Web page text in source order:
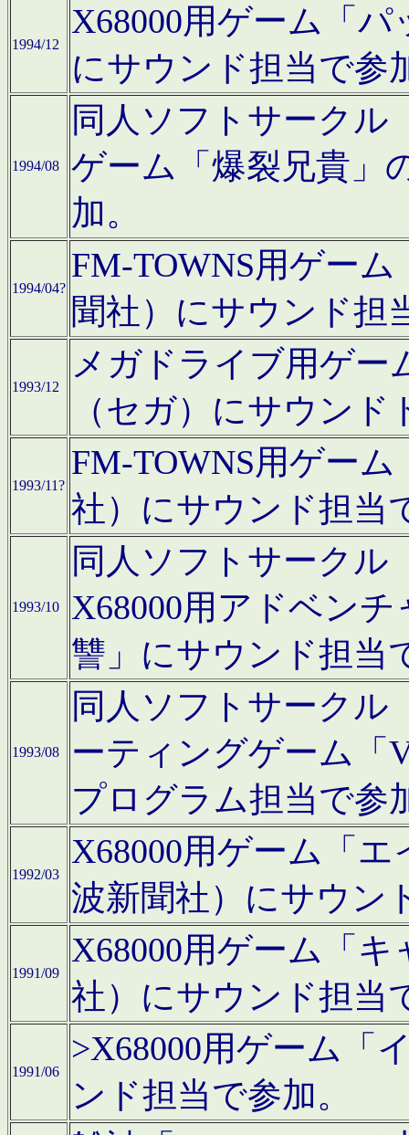
1994/12
X68000用ゲーム「
にサウンド担当で参
1994/08
同人ソフトサークル
ゲーム「爆裂兄貴」
加。
1994/04?
FM-TOWNS用ゲー
聞社）にサウンド担
1993/12
メガドライブ用ゲー
（セガ）にサウン
1993/11?
FM-TOWNS用ゲー
社）にサウンド担当
1993/10
同人ソフトサークル
X68000用アドベン
讐」にサウンド担当
1993/08
同人ソフトサークル
ーティングゲーム「
プログラム担当で参
1992/03
X68000用ゲーム「
波新聞社）にサウン
1991/09
X68000用ゲーム「
社）にサウンド担当
1991/06
>X68000用ゲーム「
ンド担当で参加。